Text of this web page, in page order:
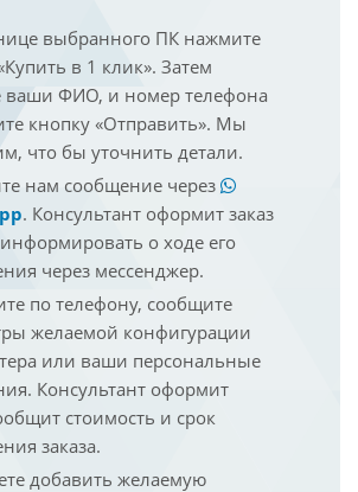
выбранного ПК нажмите
в 1 клик». Затем
ваши ФИО, и номер телефона
кнопку «Отправить». Мы
что бы уточнить детали.
нам сообщение через
. Консультант оформит заказ
о ходе его
через мессенджер.
по телефону, сообщите
желаемой конфигурации
или ваши персональные
Консультант оформит
стоимость и срок
заказа.
добавить желаемую